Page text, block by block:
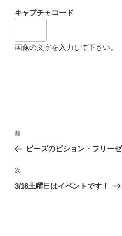
キャプチャコード
画像の文字を入力して下さい。
投
ビ
ゲ
過
去
投
稿
前
ビーズのビション・フリーゼ
次
の
次
3/18土曜日はイベントです！